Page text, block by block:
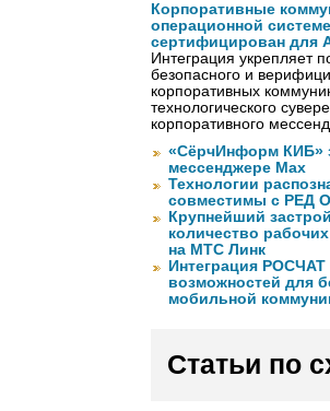
Корпоративные
операционной
сертифицирован для
Интеграция укрепляет
безопасного и
корпоративных
технологического
корпоративного
«СёрчИнформ КИБ»
мессенджере Max
Технологии
совместимы с РЕД
Крупнейший
количество
на МТС Линк
Интеграция
возможностей для
мобильной
Статьи по